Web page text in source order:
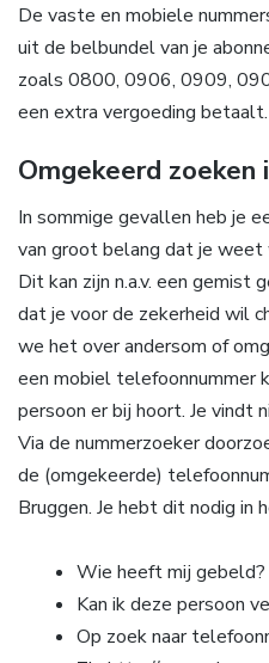
De vaste en mobiele
uit de belbundel van je
zoals 0800, 0906, 0909,
een extra vergoeding betaalt.
Omgekeerd zoeken
In sommige gevallen heb je
van groot belang dat je weet
Dit kan zijn n.a.v. een gemist
dat je voor de zekerheid wil
we het over andersom of
een mobiel telefoonnummer
persoon er bij hoort. Je
Via de nummerzoeker
de (omgekeerde)
Bruggen. Je hebt dit nodig in
Wie heeft mij gebeld?
Kan ik deze persoon
Op zoek naar